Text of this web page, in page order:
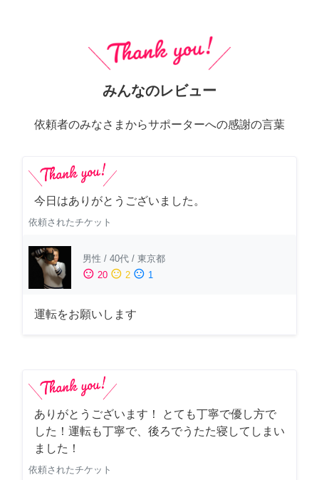
みんなのレビュー
依頼者のみなさまからサポーターへの感謝の言葉
今日はありがとうございました。
依頼されたチケット
男性 / 40代 / 東京都
sentiment_satisfied 20 sentiment_neutral 2 sentiment_dissatisfied 1
運転をお願いします
ありがとうございます！ とても丁寧で優し方で
した！運転も丁寧で、後ろでうたた寝してしまい
ました！
依頼されたチケット